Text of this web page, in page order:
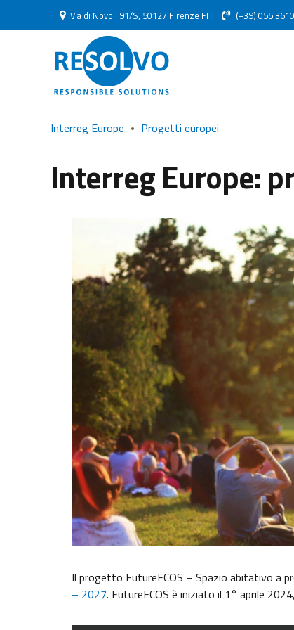
Via di Novoli 91/S, 50127 Firenze FI (+39) 055
Interreg Europe Progetti europei
Interreg Europe:
Il progetto FutureECOS – Spazio abitativo a
– 2027. FutureECOS è iniziato il 1° aprile